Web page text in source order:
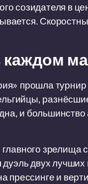
созидателя в
прошла
и большинство
главного
двух
прессинге и